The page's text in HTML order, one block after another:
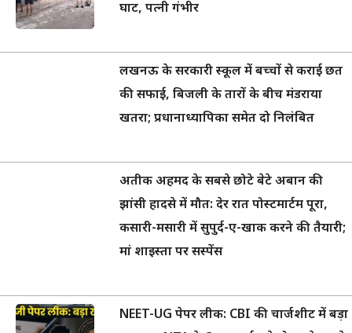
घाट, पत्नी गंभीर
लखनऊ के सरकारी स्कूल में बच्चों से कराई छत
की सफाई, बिजली के तारों के बीच मंडराया
खतरा; प्रधानाध्यापिका समेत दो निलंबित
अतीक अहमद के सबसे छोटे बेटे अबान की
झांसी हादसे में मौत: देर रात पोस्टमार्टम पूरा,
कसारी-मसारी में सुपुर्द-ए-खाक करने की तैयारी;
मां शाइस्ता पर सस्पेंस
NEET-UG पेपर लीक: CBI की चार्जशीट में बड़ा